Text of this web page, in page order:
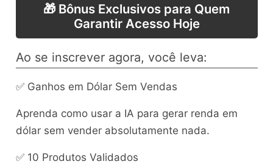
🎁 Bônus Exclusivos para Quem
Garantir Acesso Hoje
Ao se inscrever agora, você leva:
✅ Ganhos em Dólar Sem Vendas
Aprenda como usar a IA para gerar renda em
dólar sem vender absolutamente nada.
✅ 10 Produtos Validados